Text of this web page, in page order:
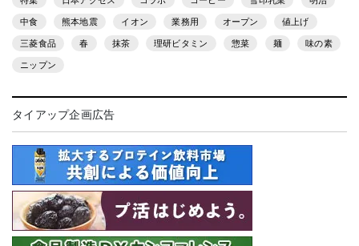
中食 熊本地震 イオン 業務用 オープン 値上げ
三菱食品 春 抹茶 理研ビタミン 惣菜 麺 味の素
ニップン
タイアップ企画広告